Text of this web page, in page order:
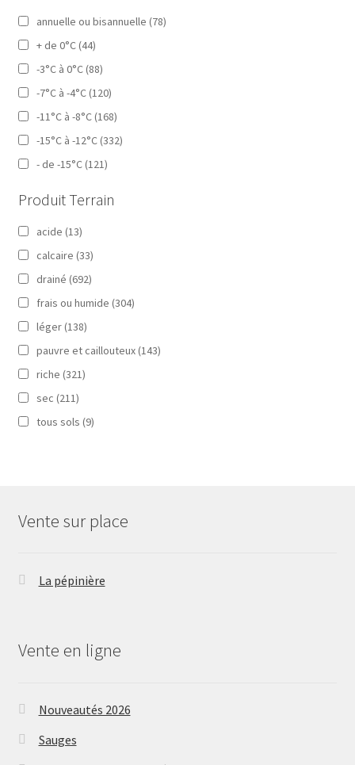
annuelle ou bisannuelle (78)
+ de 0°C (44)
-3°C à 0°C (88)
-7°C à -4°C (120)
-11°C à -8°C (168)
-15°C à -12°C (332)
- de -15°C (121)
Produit Terrain
acide (13)
calcaire (33)
drainé (692)
frais ou humide (304)
léger (138)
pauvre et caillouteux (143)
riche (321)
sec (211)
tous sols (9)
Vente sur place
La pépinière
Vente en ligne
Nouveautés 2026
Sauges